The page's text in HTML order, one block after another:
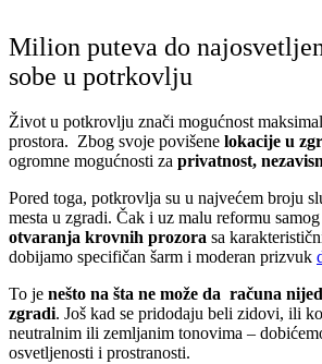
Milion puteva do
sobe u potrkovlju
Život u potkrovlju znači mogućnost
prostora. Zbog svoje povišene lokacije u
ogromne mogućnosti za privatnost,
Pored toga, potkrovlja su u najvećem broju
mesta u zgradi. Čak i uz malu reformu
otvaranja krovnih prozora sa
dobijamo specifičan šarm i moderan prizvuk
To je nešto na šta ne može da računa
zgradi. Još kad se pridodaju beli zidovi, ili
neutralnim ili zemljanim tonovima –
osvetljenosti i prostranosti.